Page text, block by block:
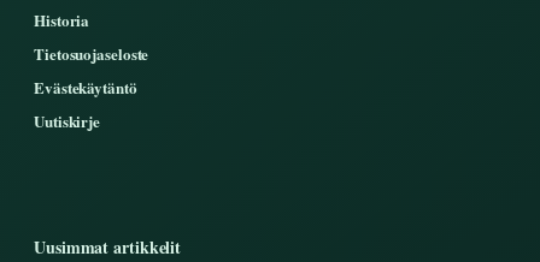
Historia
Tietosuojaseloste
Evästekäytäntö
Uutiskirje
Uusimmat artikkelit